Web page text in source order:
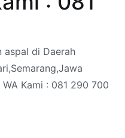
aspal di Daerah
WA Kami : 081 290 700